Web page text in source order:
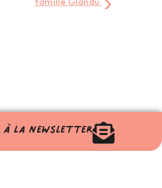
famille Glandu
à la newsletter